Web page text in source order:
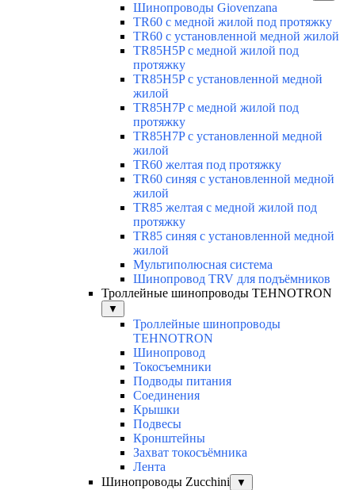
Шинопроводы Giovenzana
TR60 с медной жилой под протяжку
TR60 с установленной медной жилой
TR85H5P с медной жилой под
протяжку
TR85H5P с установленной медной
жилой
TR85H7P с медной жилой под
протяжку
TR85H7P с установленной медной
жилой
TR60 желтая под протяжку
TR60 синяя с установленной медной
жилой
TR85 желтая с медной жилой под
протяжку
TR85 синяя с установленной медной
жилой
Мультиполюсная система
Шинопровод TRV для подъёмников
Троллейные шинопроводы TEHNOTRON
▼
Троллейные шинопроводы
TEHNOTRON
Шинопровод
Токосъемники
Подводы питания
Соединения
Крышки
Подвесы
Кронштейны
Захват токосъёмника
Лента
Шинопроводы Zucchini
▼